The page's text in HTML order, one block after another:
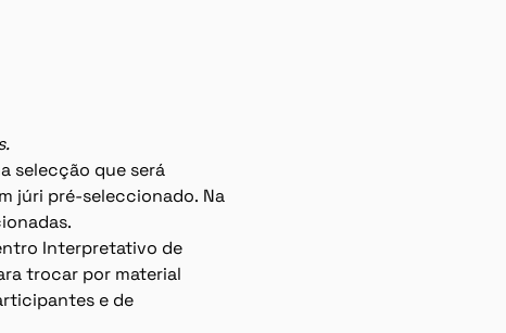
selecção que será
júri pré-seleccionado. Na
Interpretativo de
trocar por material
e de